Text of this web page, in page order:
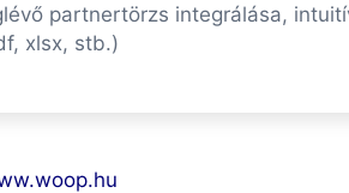
partnertörzs integrálása,
xlsx, stb.)